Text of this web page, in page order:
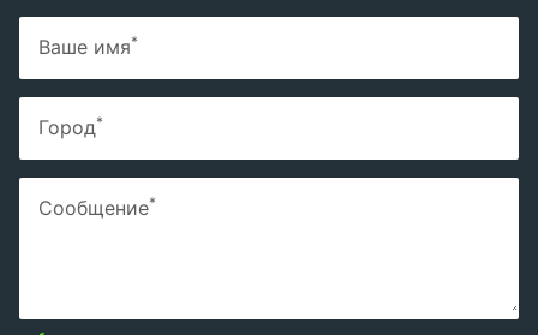
Ваше имя*
Город*
Сообщение*